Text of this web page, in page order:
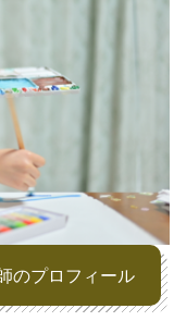
のプロフィール